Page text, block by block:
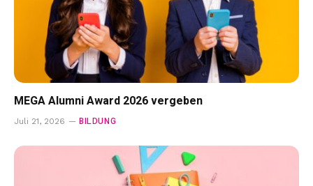
MEGA Alumni Award 2026 vergeben
Juli 21, 2026 BILDUNG